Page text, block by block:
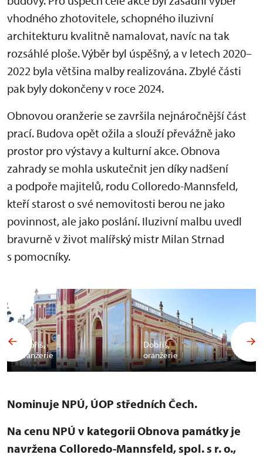
vhodného zhotovitele, schopného iluzivní
architekturu kvalitně namalovat, navíc na tak
rozsáhlé ploše. Výběr byl úspěšný, a v letech 2020–
2022 byla většina malby realizována. Zbylé části
pak byly dokončeny v roce 2024.
Obnovou oranžerie se završila nejnáročnější část
prací. Budova opět ožila a slouží převážně jako
prostor pro výstavy a kulturní akce. Obnova
zahrady se mohla uskutečnit jen díky nadšení
a podpoře majitelů, rodu Colloredo-Mannsfeld,
kteří starost o své nemovitosti berou ne jako
povinnost, ale jako poslání. Iluzivní malbu uvedl
bravurně v život malířský mistr Milan Strnad
s pomocníky.
Dobříš,
oranžerie
Dobříš,
oranžerie
Nominuje NPÚ, ÚOP středních Čech.
Na cenu NPÚ v kategorii Obnova památky je
navržena Colloredo-Mannsfeld, spol. s r. o.,